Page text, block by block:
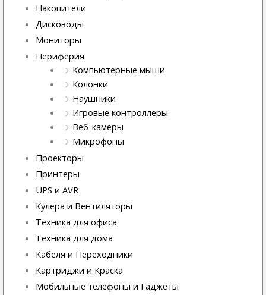
Накопители
Дисководы
Мониторы
Периферия
Компьютерные мыши
Колонки
Наушники
Игровые контроллеры
Веб-камеры
Микрофоны
Проекторы
Принтеры
UPS и AVR
Кулера и Вентиляторы
Техника для офиса
Техника для дома
Кабеля и Переходники
Картриджи и Краска
Мобильные телефоны и Гаджеты